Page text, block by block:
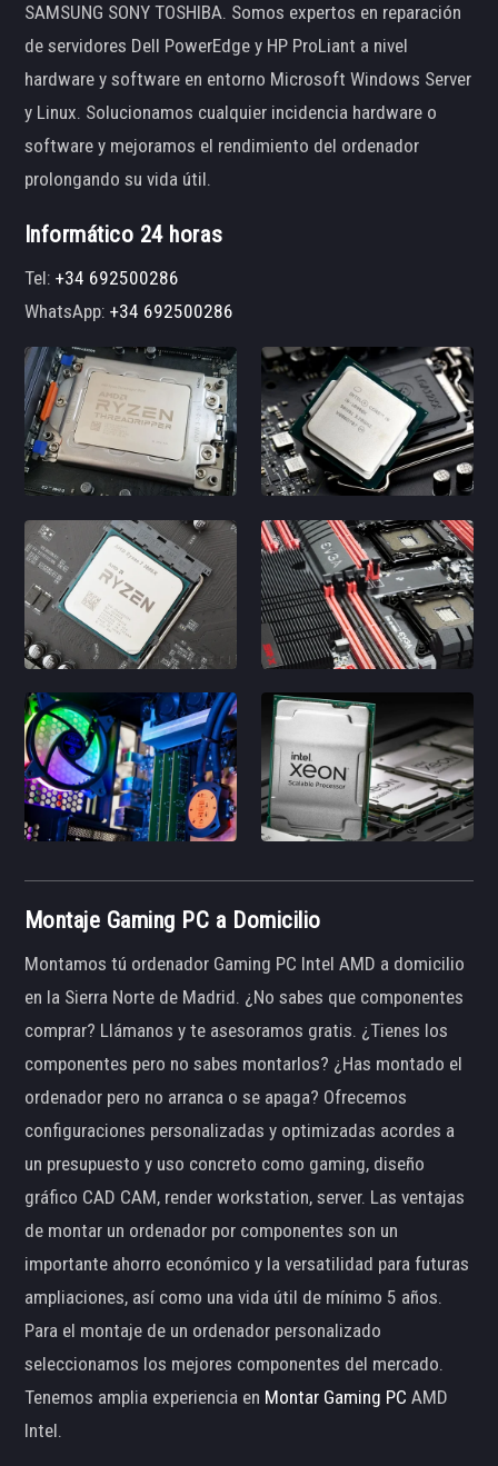
SAMSUNG SONY TOSHIBA. Somos expertos en reparación
de servidores Dell PowerEdge y HP ProLiant a nivel
hardware y software en entorno Microsoft Windows Server
y Linux. Solucionamos cualquier incidencia hardware o
software y mejoramos el rendimiento del ordenador
prolongando su vida útil.
Informático 24 horas
Tel:+34 692500286
WhatsApp:+34 692500286
Montaje Gaming PC a Domicilio
Montamos tú ordenador Gaming PC Intel AMD a domicilio
en la Sierra Norte de Madrid. ¿No sabes que componentes
comprar? Llámanos y te asesoramos gratis. ¿Tienes los
componentes pero no sabes montarlos? ¿Has montado el
ordenador pero no arranca o se apaga? Ofrecemos
configuraciones personalizadas y optimizadas acordes a
un presupuesto y uso concreto como gaming, diseño
gráfico CAD CAM, render workstation, server. Las ventajas
de montar un ordenador por componentes son un
importante ahorro económico y la versatilidad para futuras
ampliaciones, así como una vida útil de mínimo 5 años.
Para el montaje de un ordenador personalizado
seleccionamos los mejores componentes del mercado.
Tenemos amplia experiencia en Montar Gaming PC AMD
Intel.